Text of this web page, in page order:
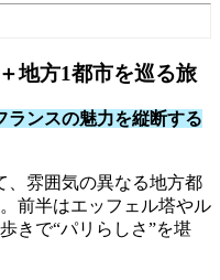
地方1都市を巡る旅
ランスの魅力を縦断する
、雰囲気の異なる地方都
前半はエッフェル塔やル
きで“パリらしさ”を堪